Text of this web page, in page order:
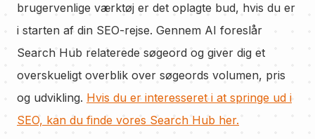
brugervenlige værktøj er det oplagte bud, hvis du er
i starten af din SEO-rejse. Gennem AI foreslår
Search Hub relaterede søgeord og giver dig et
overskueligt overblik over søgeords volumen, pris
og udvikling. Hvis du er interesseret i at springe ud i
SEO, kan du finde vores Search Hub her.